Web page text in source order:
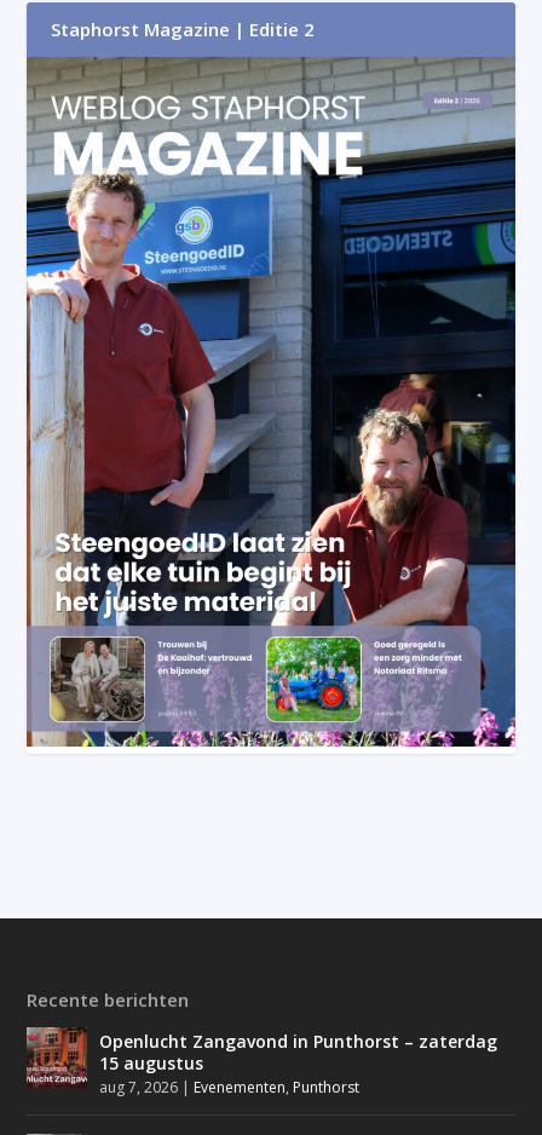
Staphorst Magazine | Editie 2
Recente berichten
Openlucht Zangavond in Punthorst – zaterdag
15 augustus
aug 7, 2026 | Evenementen, Punthorst